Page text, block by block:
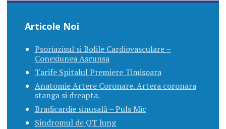
Articole Noi
Psoriazisul si Bolile Cardiovasculare –
Conexiunea Ascunsa
Tarife Spitalul Premiere Timisoara
Anatomie Artere Coronare. Artera coronara
stanga si dreapta.
Bradicardie sinusală – Puls Mic
Sindromul de QT lung